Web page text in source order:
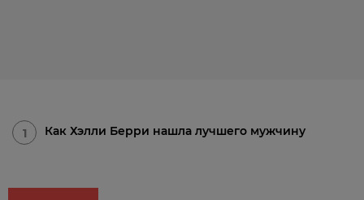
1 Как Хэлли Берри нашла лучшего мужчину